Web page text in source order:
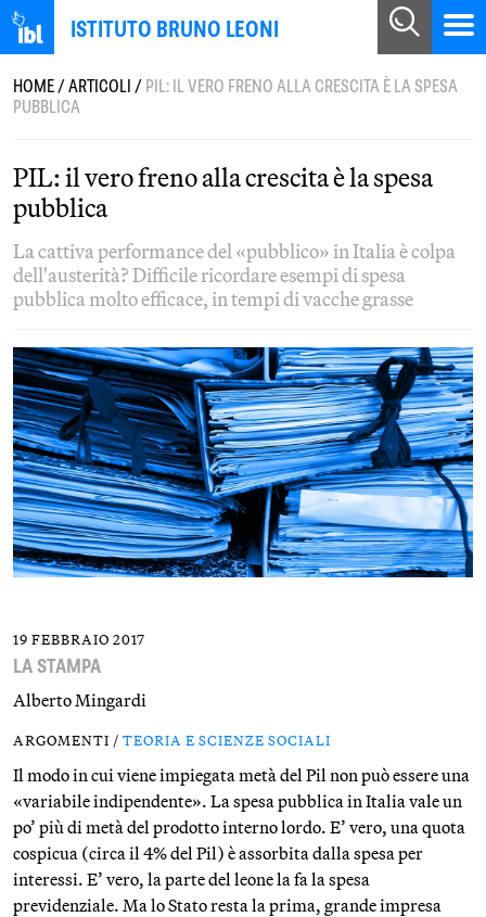
ISTITUTO BRUNO LEONI
HOME/ARTICOLI/PIL: IL VERO FRENO ALLA CRESCITA È LA SPESA
PUBBLICA
PIL: il vero freno alla crescita è la spesa
pubblica
La cattiva performance del «pubblico» in Italia è colpa
dell'austerità? Difficile ricordare esempi di spesa
pubblica molto efficace, in tempi di vacche grasse
19 FEBBRAIO 2017
LA STAMPA
Alberto Mingardi
ARGOMENTI / TEORIA E SCIENZE SOCIALI
Il modo in cui viene impiegata metà del Pil non può essere una
«variabile indipendente». La spesa pubblica in Italia vale un
po’ più di metà del prodotto interno lordo. E’ vero, una quota
cospicua (circa il 4% del Pil) è assorbita dalla spesa per
interessi. E’ vero, la parte del leone la fa la spesa
previdenziale. Ma lo Stato resta la prima, grande impresa